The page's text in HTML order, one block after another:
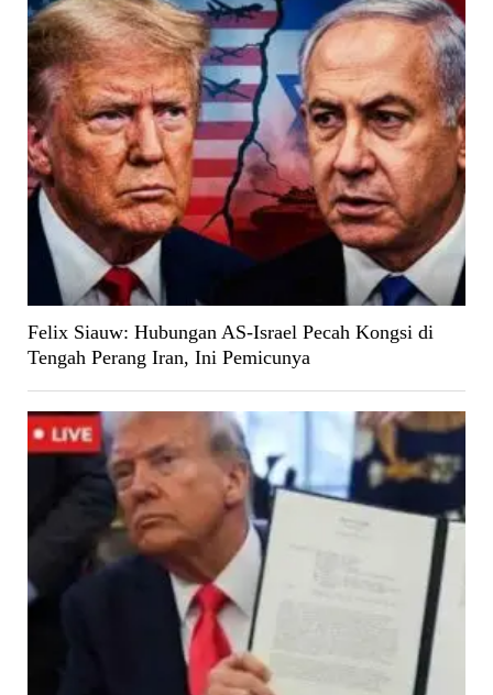
Felix Siauw: Hubungan AS-Israel Pecah Kongsi di
Tengah Perang Iran, Ini Pemicunya